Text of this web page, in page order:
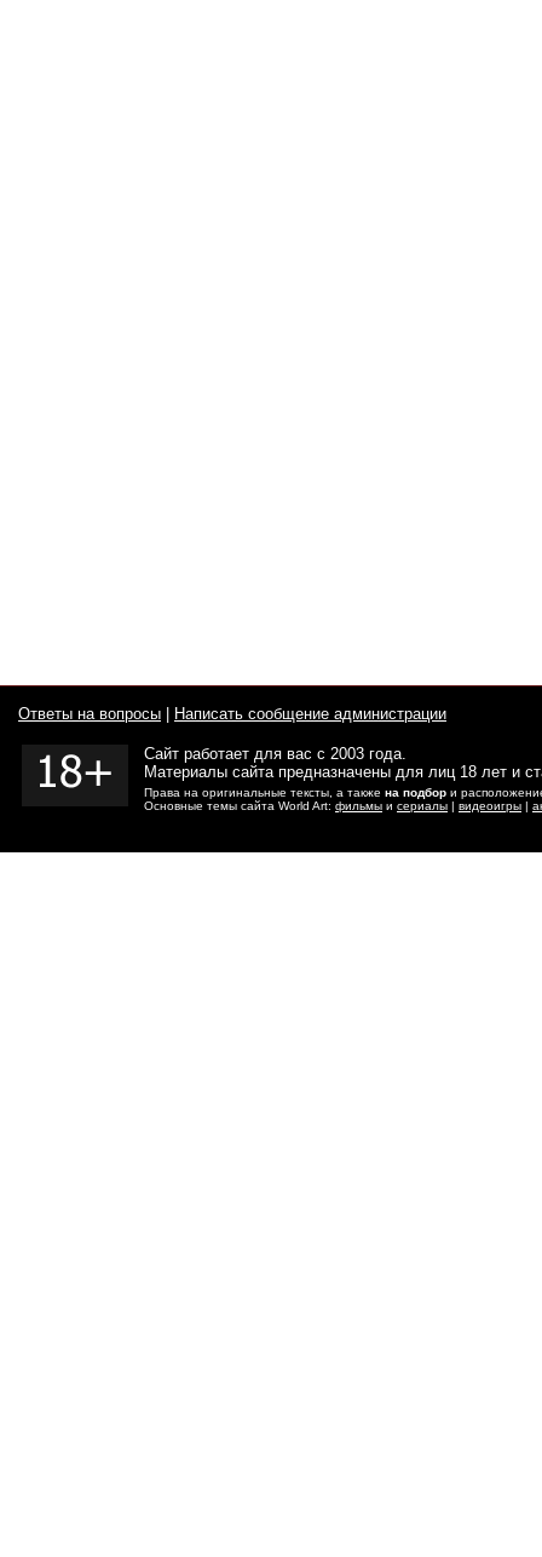
Ответы на вопросы Написать сообщение администрации
Сайт работает для вас с 2003 года.
Материалы сайта предназначены для лиц 18 лет и
Права на оригинальные тексты, а также на подбор и
Основные темы сайта World Art: фильмы и сериалы | видеоигры |